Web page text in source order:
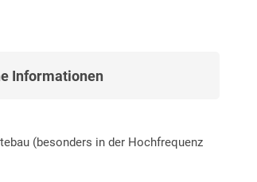
Informationen
(besonders in der Hochfrequenz